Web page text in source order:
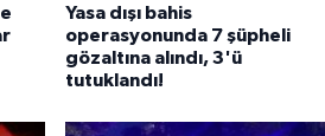
Yasa dışı bahis
operasyonunda 7 şüpheli
gözaltına alındı, 3'ü
tutuklandı!